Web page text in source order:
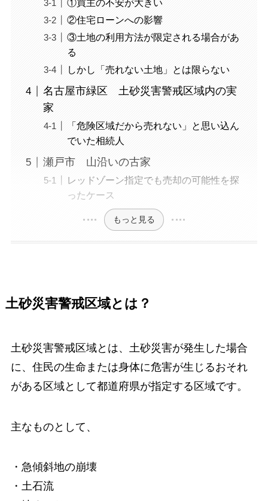
①買主の不安が大きい
②住宅ローンへの影響
③土地の利用方法が限定される場合があ
る
しかし「売れない土地」とは限らない
名古屋市緑区 土砂災害警戒区域内の実
家
「危険区域だから売れない」と思い込ん
でいた相続人
瀬戸市 山沿いの古家
レッドゾーン指定でも売却の可能性を探
ったケース
もっと見る
土砂災害警戒区域とは？
土砂災害警戒区域とは、土砂災害が発生した場合
に、住民の生命または身体に危害が生じるおそれ
がある区域として都道府県が指定する区域です。
主なものとして、
・急傾斜地の崩壊
・土石流